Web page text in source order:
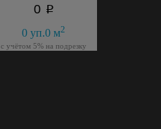
0 p
0 уп.0 м2
с учётом 5% на подрезку